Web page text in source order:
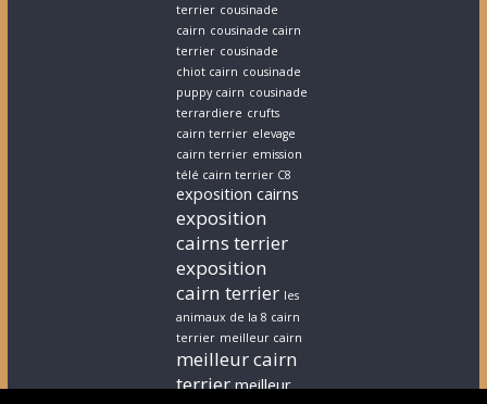
terrier cousinade
cairn cousinade cairn
terrier cousinade
chiot cairn cousinade
puppy cairn cousinade
terrardiere crufts
cairn terrier elevage
cairn terrier emission
télé cairn terrier C8
exposition cairns
exposition
cairns terrier
exposition
cairn terrier les
animaux de la 8 cairn
terrier meilleur cairn
meilleur cairn
terrier meilleur